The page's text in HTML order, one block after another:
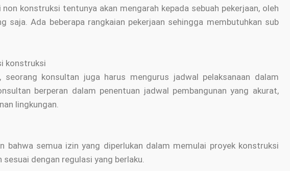
konstruksi tentunya akan mengarah kepada sebuah pekerjaan, oleh
saja. Ada beberapa rangkaian pekerjaan sehingga membutuhkan sub
konstruksi
seorang konsultan juga harus mengurus jadwal pelaksanaan dalam
berperan dalam penentuan jadwal pembangunan yang akurat,
lingkungan.
bahwa semua izin yang diperlukan dalam memulai proyek konstruksi
dengan regulasi yang berlaku.